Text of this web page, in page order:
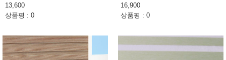
13,600
상품평 : 0
16,900
상품평 : 0